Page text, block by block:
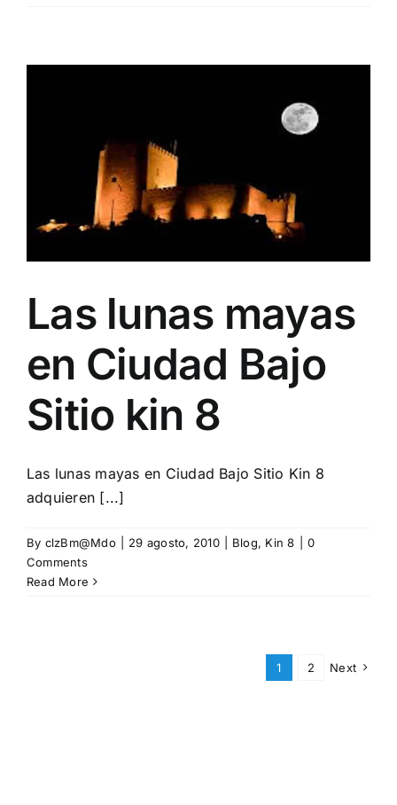
Las lunas mayas
en Ciudad Bajo
Sitio kin 8
Las lunas mayas en Ciudad Bajo Sitio Kin 8
adquieren [...]
By clzBm@Mdo 29 agosto, 2010 Blog, Kin 8
0
Comments
Read More
1 2 Next